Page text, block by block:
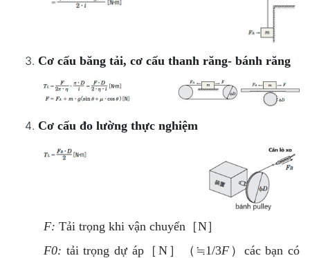
Cơ cấu băng tải, cơ cấu thanh răng- bánh răng
Cơ cấu đo lường thực nghiệm
F: Tải trọng khi vận chuyển［N］
F0: tải trọng dự áp［N］（≒1/3F ）các bạn có